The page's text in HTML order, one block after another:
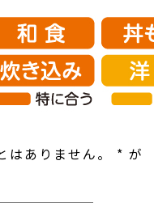
ありません。
* が